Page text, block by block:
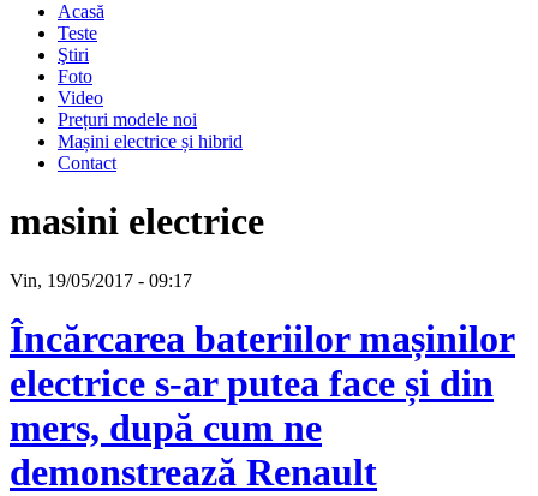
Acasă
Teste
Ştiri
Foto
Video
Prețuri modele noi
Mașini electrice și hibrid
Contact
masini electrice
Vin, 19/05/2017 - 09:17
Încărcarea bateriilor mașinilor
electrice s-ar putea face și din
mers, după cum ne
demonstrează Renault